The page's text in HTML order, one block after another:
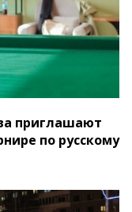
приглашают
по русскому